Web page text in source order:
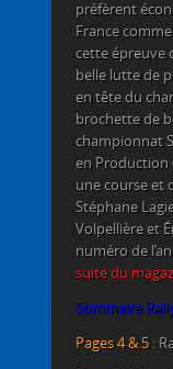
préfèrent
France
cette épreuve
belle lutte de
en tête du
brochette de
championnat
en Production
une course et
Stéphane
Volpellière et
numéro de
suite du
Sommaire
Pages 4 & 5 :